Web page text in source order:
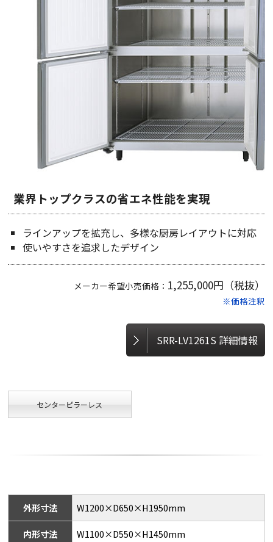
業界トップクラスの省エネ性能を実現
ラインアップを拡充し、多様な厨房レイアウトに対応
使いやすさを追求したデザイン
メーカー希望小売価格： 1,255,000円（税抜）
※価格注釈
SRR-LV1261S 詳細情報
センターピラーレス
外形寸法 W1200×D650×H1950mm
内形寸法 W1100×D550×H1450mm